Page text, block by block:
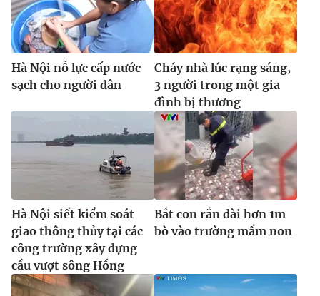
Hà Nội nỗ lực cấp nước
sạch cho người dân
Cháy nhà lúc rạng sáng,
3 người trong một gia
đình bị thương
Hà Nội siết kiểm soát
giao thông thủy tại các
công trường xây dựng
cầu vượt sông Hồng
Bắt con rắn dài hơn 1m
bò vào trường mầm non